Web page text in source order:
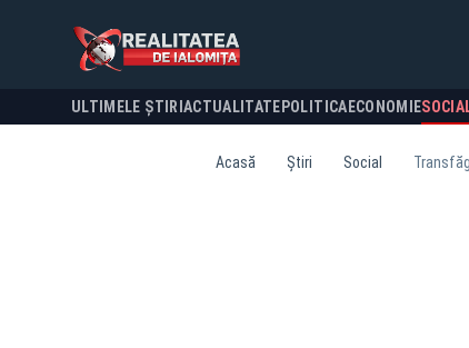
ULTIMELE ȘTIRI ACTUALITATE POLITICA ECONOMIE
Acasă Știri Social